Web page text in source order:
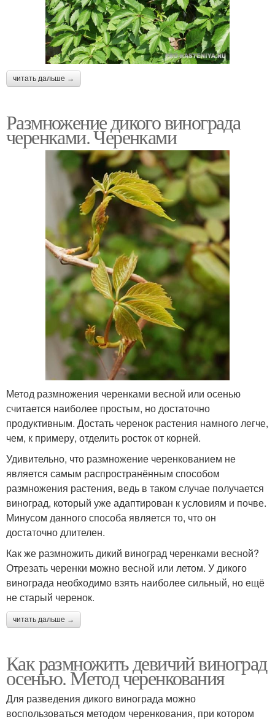
читать дальше →
Размножение дикого винограда
черенками. Черенками
Метод размножения черенками весной или осенью
считается наиболее простым, но достаточно
продуктивным. Достать черенок растения намного легче,
чем, к примеру, отделить росток от корней.
Удивительно, что размножение черенкованием не
является самым распространённым способом
размножения растения, ведь в таком случае получается
виноград, который уже адаптирован к условиям и почве.
Минусом данного способа является то, что он
достаточно длителен.
Как же размножить дикий виноград черенками весной?
Отрезать черенки можно весной или летом. У дикого
винограда необходимо взять наиболее сильный, но ещё
не старый черенок.
читать дальше →
Как размножить девичий виноград
осенью. Метод черенкования
Для разведения дикого винограда можно
воспользоваться методом черенкования, при котором